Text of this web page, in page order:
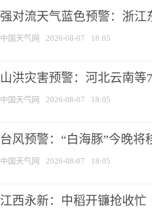
强对流天气蓝色预警：浙江
中国天气网 2026-08-07 18:05
山洪灾害预警：河北云南
中国天气网 2026-08-07 18:05
台风预警：“白海豚”今晚将
中国天气网 2026-08-07 18:05
江西永新：中稻开镰抢收忙